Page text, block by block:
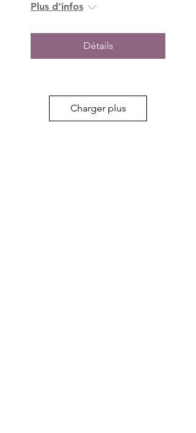
Plus d'infos
Détails
Charger plus